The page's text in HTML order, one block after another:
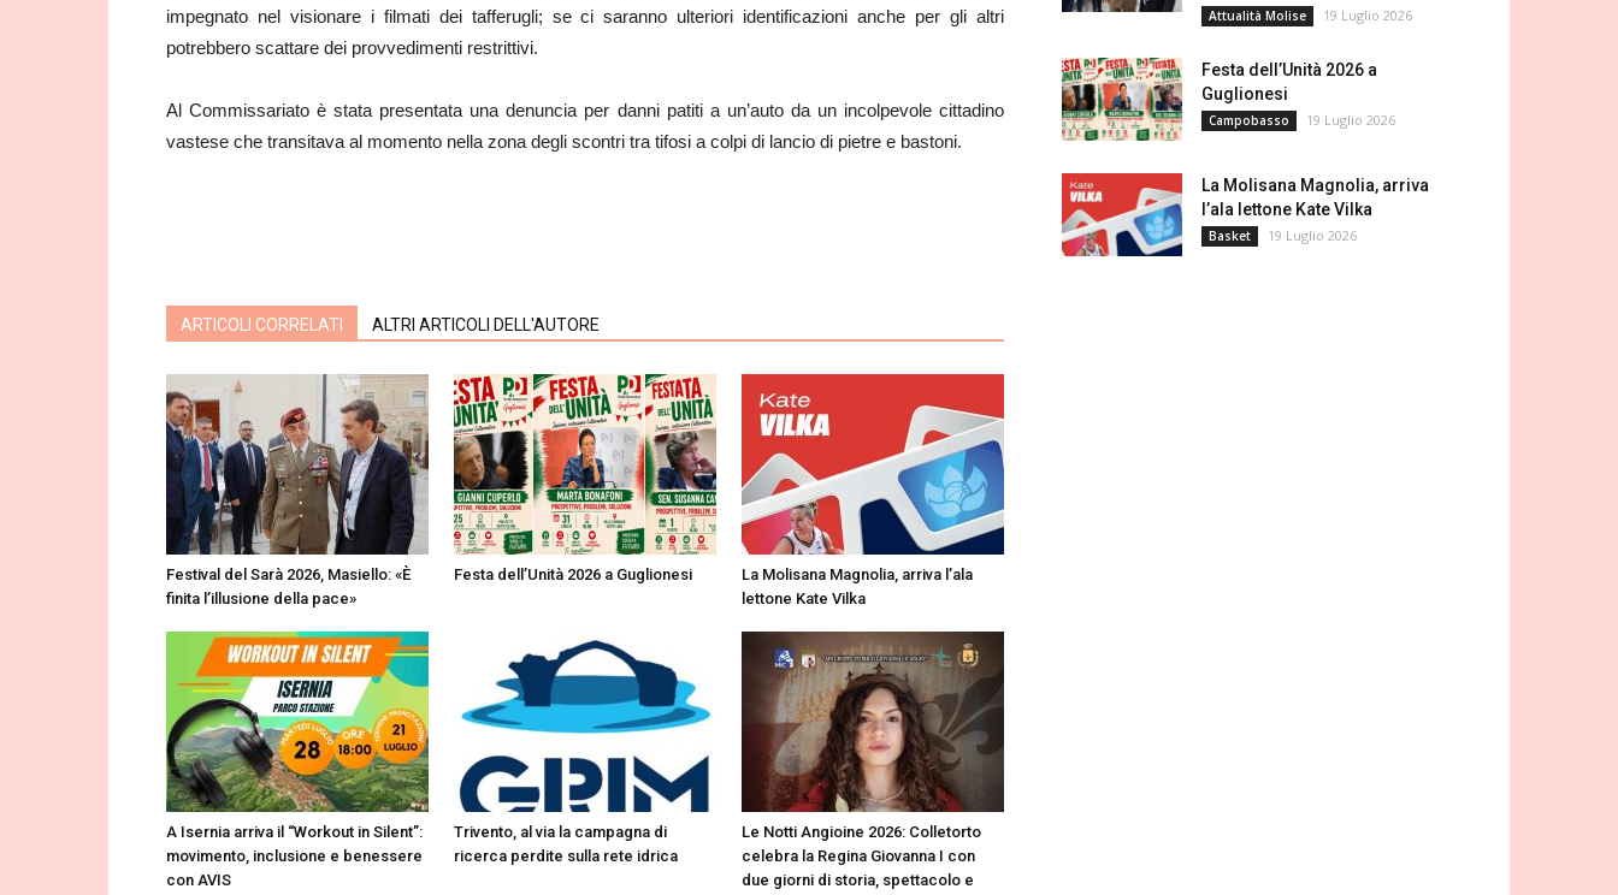
impegnato nel visionare i filmati dei tafferugli; se ci saranno ulteriori identificazioni anche per gli altri
potrebbero scattare dei provvedimenti restrittivi.
Al Commissariato è stata presentata una denuncia per danni patiti a un’auto da un incolpevole cittadino
vastese che transitava al momento nella zona degli scontri tra tifosi a colpi di lancio di pietre e bastoni.
ARTICOLI CORRELATI ALTRI ARTICOLI DELL'AUTORE
Festival del Sarà 2026, Masiello: «È
finita l’illusione della pace»
Festa dell’Unità 2026 a Guglionesi
La Molisana Magnolia, arriva l’ala
lettone Kate Vilka
A Isernia arriva il “Workout in Silent”:
movimento, inclusione e benessere
con AVIS
Trivento, al via la campagna di
ricerca perdite sulla rete idrica
Le Notti Angioine 2026: Colletorto
celebra la Regina Giovanna I con
due giorni di storia, spettacolo e
Attualità Molise 19 Luglio 2026
Festa dell’Unità 2026 a
Guglionesi
Campobasso 19 Luglio 2026
La Molisana Magnolia, arriva
l’ala lettone Kate Vilka
Basket 19 Luglio 2026